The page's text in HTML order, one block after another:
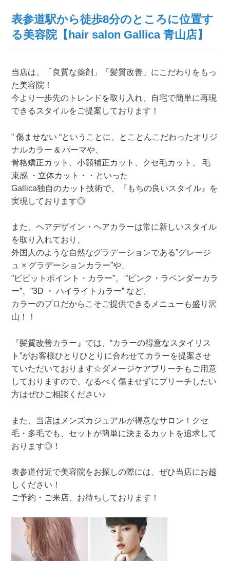
表参道駅から徒歩8分のところに位置す
る美容院【hair salon Gallica 青山店】
当店は、「良質な薬剤」「髪質改善」にこだわりをもっ
た美容院！
今より一歩先のトレンドを取り入れ、自宅で簡単に再現
できるスタイルをご提案しております！
” 傷ませない “ということに、とことんこだわったオリジ
ナルカラー & パーマや、
骨格矯正カット、小顔補正カット、クセ毛カット、 毛
束感 ・立体カット・・といった
Gallica独自のカット技術で、『もちの良いスタイル』を
実現しております◎
また、ヘアデザイン・ヘアカラーは常に新しいスタイル
を取り入れており、
外国人のような自然なグラデーションである”グレージ
ュ × グラデーションカラー”や、
”ビビットポイント・カラー”、 ”ピンク・ラベンダーカラ
ー”、”3D ・ ハイライトカラー” など、
カラーのプロだからこそご提供できるメニューも盛り沢
山！！
『髪質改善カラー』では、“カラーの得意なスタイリス
ト”がお客様ひとりひとりに合わせてカラーを提案させ
ていただいております☆ダメージケアブリーチもご用意
しておりますので、なるべく傷ませずにブリーチしたい
方はぜひご相談ください♪
また、当店はメンズカジュアルが得意なサロン！クセ
毛・多毛でも、セットが簡単に決まるカットを追求して
おります◎！
表参道付近で美容院をお探しの際には、ぜひ当店にお越
しください！
ご予約・ご来店、お待ちしております！